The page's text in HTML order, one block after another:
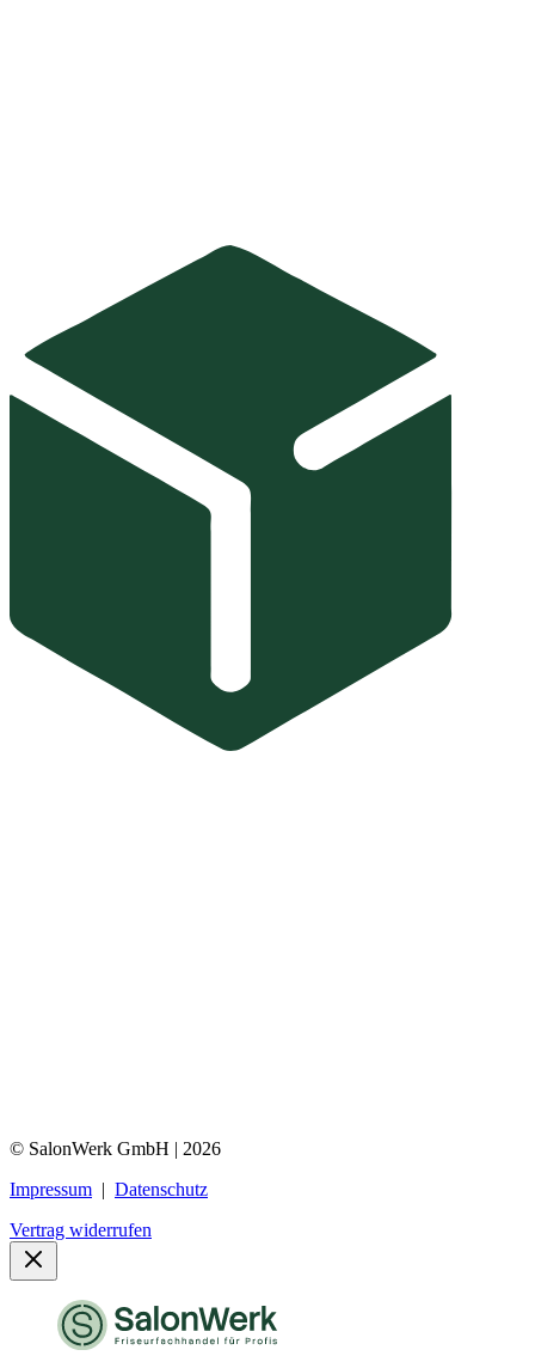
© SalonWerk GmbH | 2026
Impressum | Datenschutz
Vertrag widerrufen